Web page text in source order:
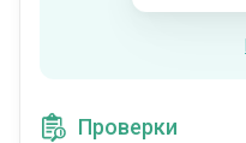
Проверки